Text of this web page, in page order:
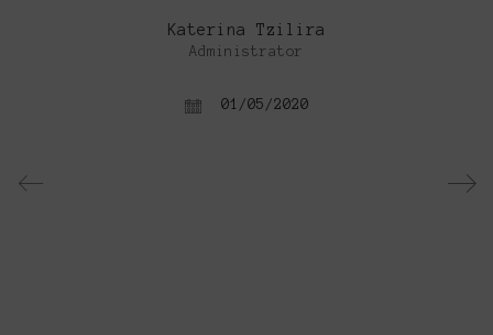
Katerina Tzilira
Administrator
01/05/2020